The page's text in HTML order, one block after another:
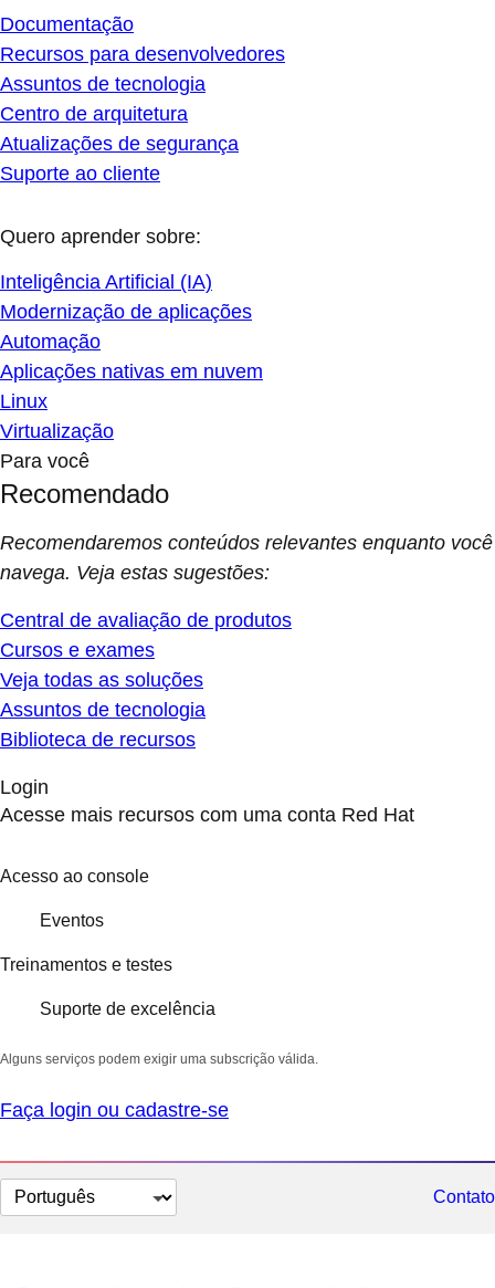
Documentação
Recursos para desenvolvedores
Assuntos de tecnologia
Centro de arquitetura
Atualizações de segurança
Suporte ao cliente
Quero aprender sobre:
Inteligência Artificial (IA)
Modernização de aplicações
Automação
Aplicações nativas em nuvem
Linux
Virtualização
Para você
Recomendado
Recomendaremos conteúdos relevantes enquanto você
navega. Veja estas sugestões:
Central de avaliação de produtos
Cursos e exames
Veja todas as soluções
Assuntos de tecnologia
Biblioteca de recursos
Login
Acesse mais recursos com uma conta Red Hat
Acesso ao console
Eventos
Treinamentos e testes
Suporte de excelência
Alguns serviços podem exigir uma subscrição válida.
Faça login ou cadastre-se
Selecionar
idioma
Contato